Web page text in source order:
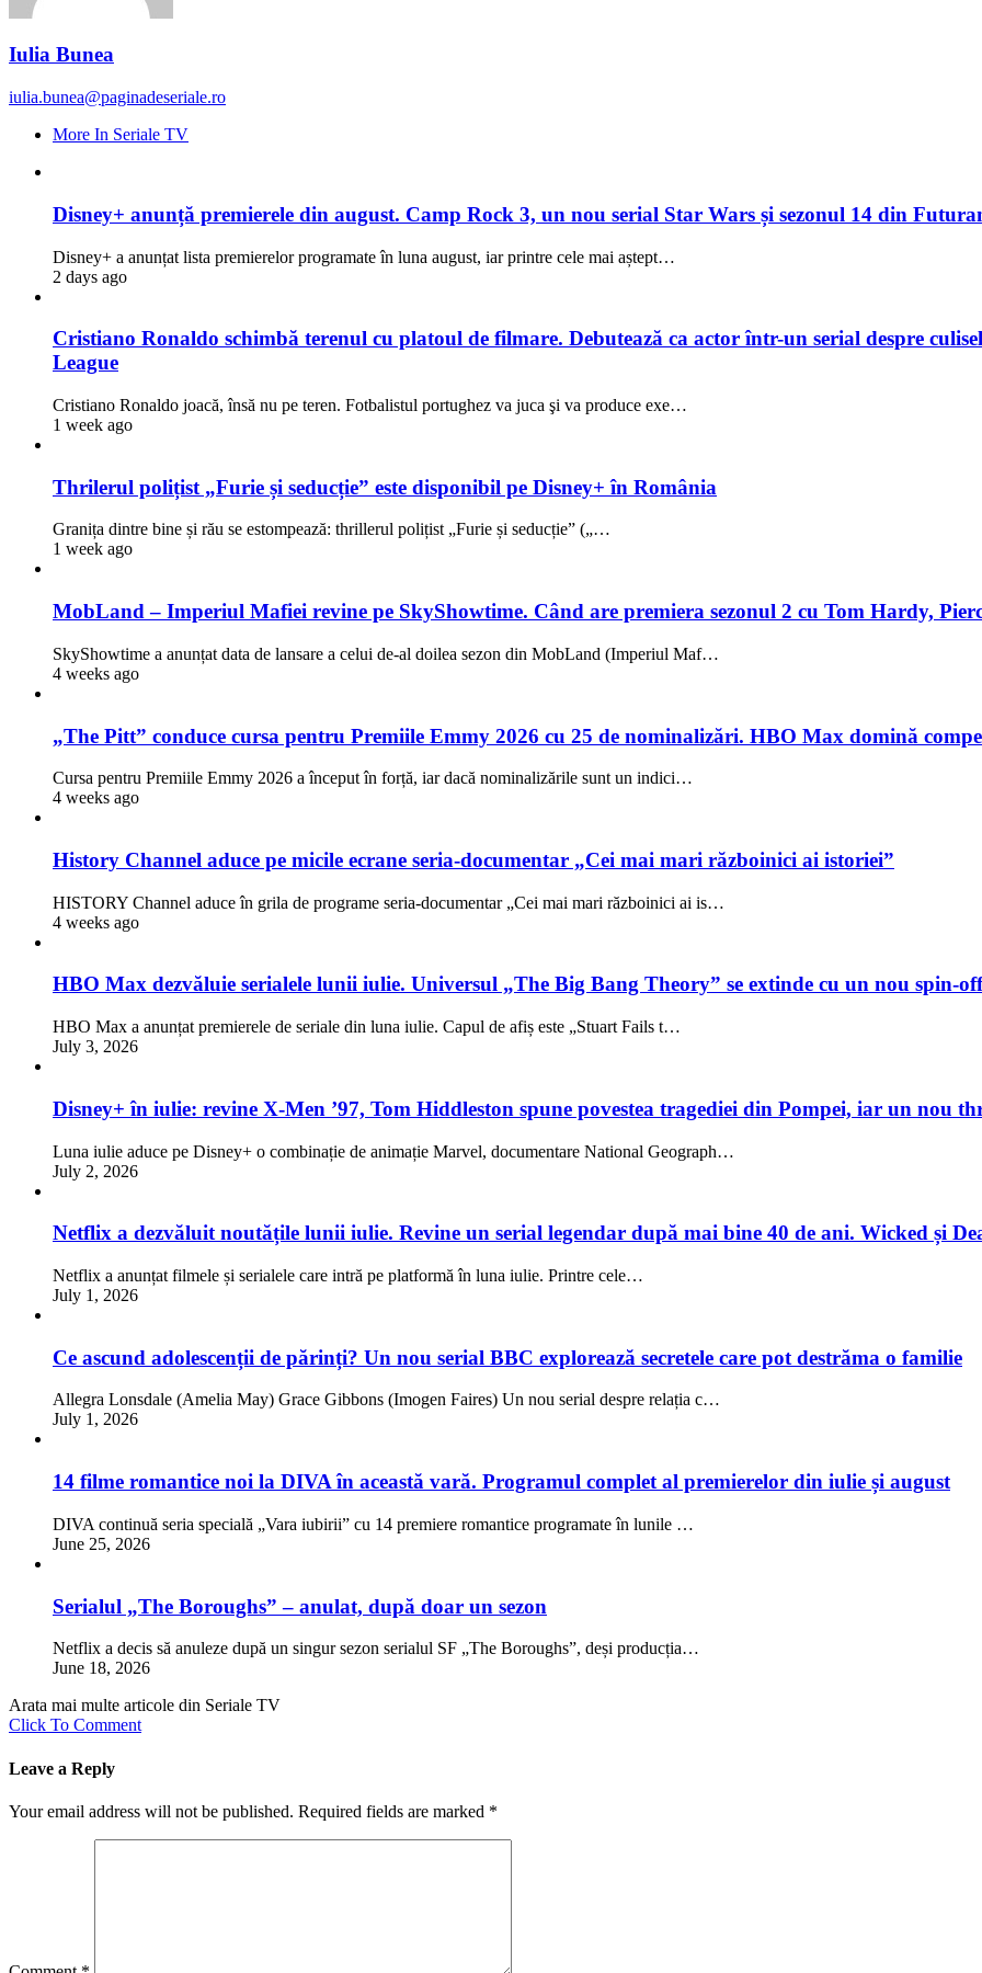
Iulia Bunea
iulia.bunea@paginadeseriale.ro
More In Seriale TV
Disney+ anunță premierele din august. Camp Rock 3, un nou serial Star Wars și sezonul 14 din
Disney+ a anunțat lista premierelor programate în luna august, iar printre cele mai aștept…
2 days ago
Cristiano Ronaldo schimbă terenul cu platoul de filmare. Debutează ca actor într-un serial despre
League
Cristiano Ronaldo joacă, însă nu pe teren. Fotbalistul portughez va juca şi va produce exe…
1 week ago
Thrilerul polițist „Furie și seducție” este disponibil pe Disney+ în România
Granița dintre bine și rău se estompează: thrillerul polițist „Furie și seducție” („…
1 week ago
MobLand – Imperiul Mafiei revine pe SkyShowtime. Când are premiera sezonul 2 cu Tom Hardy,
SkyShowtime a anunțat data de lansare a celui de-al doilea sezon din MobLand (Imperiul Maf…
4 weeks ago
„The Pitt” conduce cursa pentru Premiile Emmy 2026 cu 25 de nominalizări. HBO Max domină
Cursa pentru Premiile Emmy 2026 a început în forță, iar dacă nominalizările sunt un indici…
4 weeks ago
History Channel aduce pe micile ecrane seria-documentar „Cei mai mari războinici ai istoriei”
HISTORY Channel aduce în grila de programe seria-documentar „Cei mai mari războinici ai is…
4 weeks ago
HBO Max dezvăluie serialele lunii iulie. Universul „The Big Bang Theory” se extinde cu un nou spin-off
HBO Max a anunțat premierele de seriale din luna iulie. Capul de afiș este „Stuart Fails t…
July 3, 2026
Disney+ în iulie: revine X-Men ’97, Tom Hiddleston spune povestea tragediei din Pompei, iar un nou
Luna iulie aduce pe Disney+ o combinație de animație Marvel, documentare National Geograph…
July 2, 2026
Netflix a dezvăluit noutățile lunii iulie. Revine un serial legendar după mai bine 40 de ani. Wicked și
Netflix a anunțat filmele și serialele care intră pe platformă în luna iulie. Printre cele…
July 1, 2026
Ce ascund adolescenții de părinți? Un nou serial BBC explorează secretele care pot destrăma o familie
Allegra Lonsdale (Amelia May) Grace Gibbons (Imogen Faires) Un nou serial despre relația c…
July 1, 2026
14 filme romantice noi la DIVA în această vară. Programul complet al premierelor din iulie și august
DIVA continuă seria specială „Vara iubirii” cu 14 premiere romantice programate în lunile …
June 25, 2026
Serialul „The Boroughs” – anulat, după doar un sezon
Netflix a decis să anuleze după un singur sezon serialul SF „The Boroughs”, deși producția…
June 18, 2026
Arata mai multe articole din Seriale TV
Click To Comment
Leave a Reply
Your email address will not be published. Required fields are marked *